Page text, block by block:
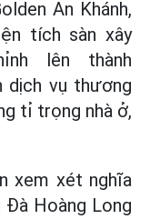
An Khánh,
tích sàn xây
lên thành
dịch vụ thương
tỉ trọng nhà ở,
xem xét nghĩa
Đà Hoàng Long